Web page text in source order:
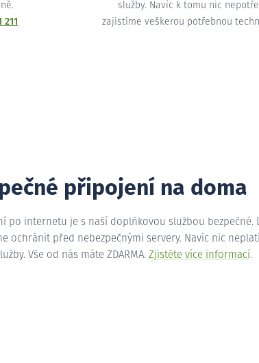
211
služby. Navíc k tomu nic
zajistíme veškerou potřebnou
připojení na doma
po internetu je s naší doplňkovou službou bezpečné.
ochránit před nebezpečnými servery. Navíc nic
Vše od nás máte ZDARMA. Zjistěte více informací.